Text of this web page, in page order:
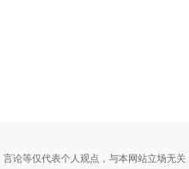
论等仅代表个人观点，与本网站立场无